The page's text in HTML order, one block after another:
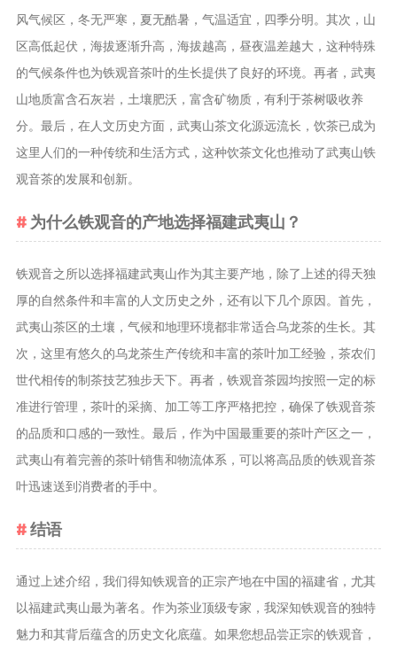
风气候区，冬无严寒，夏无酷暑，气温适宜，四季分明。其次，山
区高低起伏，海拔逐渐升高，海拔越高，昼夜温差越大，这种特殊
的气候条件也为铁观音茶叶的生长提供了良好的环境。再者，武夷
山地质富含石灰岩，土壤肥沃，富含矿物质，有利于茶树吸收养
分。最后，在人文历史方面，武夷山茶文化源远流长，饮茶已成为
这里人们的一种传统和生活方式，这种饮茶文化也推动了武夷山铁
观音茶的发展和创新。
为什么铁观音的产地选择福建武夷山？
铁观音之所以选择福建武夷山作为其主要产地，除了上述的得天独
厚的自然条件和丰富的人文历史之外，还有以下几个原因。首先，
武夷山茶区的土壤，气候和地理环境都非常适合乌龙茶的生长。其
次，这里有悠久的乌龙茶生产传统和丰富的茶叶加工经验，茶农们
世代相传的制茶技艺独步天下。再者，铁观音茶园均按照一定的标
准进行管理，茶叶的采摘、加工等工序严格把控，确保了铁观音茶
的品质和口感的一致性。最后，作为中国最重要的茶叶产区之一，
武夷山有着完善的茶叶销售和物流体系，可以将高品质的铁观音茶
叶迅速送到消费者的手中。
结语
通过上述介绍，我们得知铁观音的正宗产地在中国的福建省，尤其
以福建武夷山最为著名。作为茶业顶级专家，我深知铁观音的独特
魅力和其背后蕴含的历史文化底蕴。如果您想品尝正宗的铁观音，
茶叶鉴赏
茶艺
茶道
茶具
态